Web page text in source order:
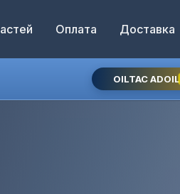
Оплата Доставка
OILTAC ADOIL